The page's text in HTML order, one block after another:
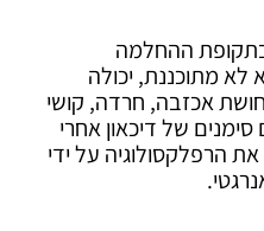
בתקופת ההחלמה
לא מתוכננת, יכולה
אכזבה, חרדה, קושי
של דיכאון אחרי
הרפלקסולוגיה על ידי